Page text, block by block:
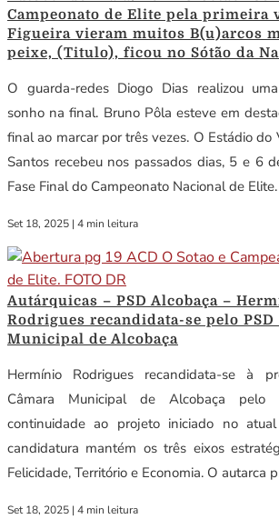
Campeonato de Elite pela primeira
Figueira vieram muitos B(u)arcos
peixe, (Titulo), ficou no Sótão da
O guarda-redes Diogo Dias realizou
sonho na final. Bruno Pôla esteve em
final ao marcar por três vezes. O Estádio do
Santos recebeu nos passados dias, 5 e 6
Fase Final do Campeonato Nacional de Elite.
Set 18, 2025 | 4 min leitura
Autárquicas – PSD Alcobaça –
Rodrigues recandidata-se pelo PSD
Municipal de Alcobaça
Hermínio Rodrigues recandidata-se à
Câmara Municipal de Alcobaça pelo
continuidade ao projeto iniciado no
candidatura mantém os três eixos
Felicidade, Território e Economia. O autarca
Set 18, 2025 | 4 min leitura